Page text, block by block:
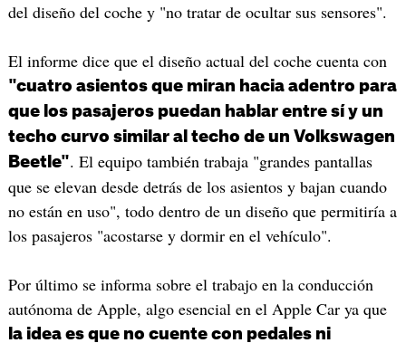
del diseño del coche y "no tratar de ocultar sus sensores".
El informe dice que el diseño actual del coche cuenta con
"cuatro asientos que miran hacia adentro para
que los pasajeros puedan hablar entre sí y un
techo curvo similar al techo de un Volkswagen
Beetle". El equipo también trabaja "grandes pantallas
que se elevan desde detrás de los asientos y bajan cuando
no están en uso", todo dentro de un diseño que permitiría a
los pasajeros "acostarse y dormir en el vehículo".
Por último se informa sobre el trabajo en la conducción
autónoma de Apple, algo esencial en el Apple Car ya que
la idea es que no cuente con pedales ni